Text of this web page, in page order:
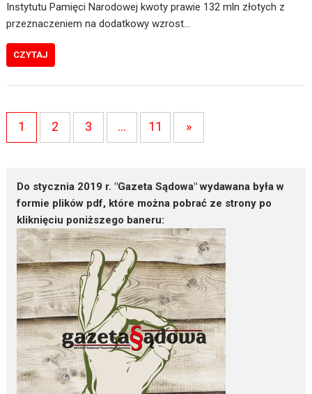
Instytutu Pamięci Narodowej kwoty prawie 132 mln złotych z
przeznaczeniem na dodatkowy wzrost…
CZYTAJ
1 2 3 … 11 »
Do stycznia 2019 r. "Gazeta Sądowa" wydawana była w
formie plików pdf, które można pobrać ze strony po
kliknięciu poniższego baneru: